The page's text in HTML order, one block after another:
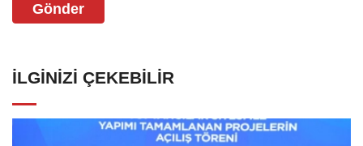
Gönder
İLGINIZI ÇEKEBILIR